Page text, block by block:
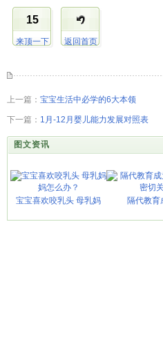
15
来顶一下 返回首页
上一篇： 宝宝生活中必学的6大本领
下一篇： 1月-12月婴儿能力发展对照表
图文资讯
宝宝喜欢咬乳头 母乳妈 隔代教育